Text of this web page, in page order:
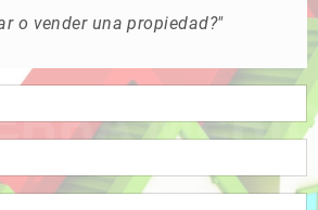
o vender una propiedad?"